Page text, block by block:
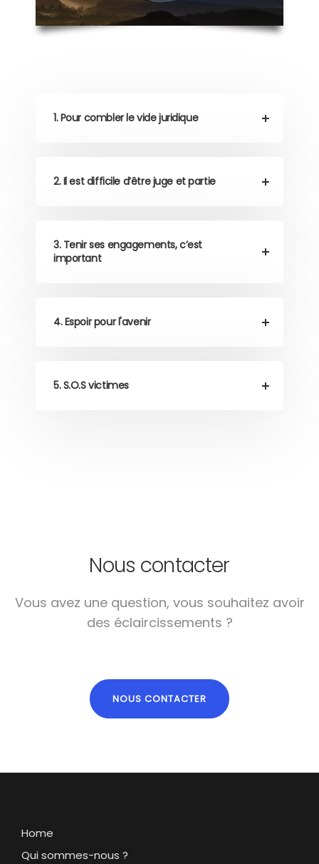
1. Pour combler le vide juridique
2. Il est difficile d’être juge et partie
3. Tenir ses engagements, c’est
important
4. Espoir pour l'avenir
5. S.O.S victimes
Nous contacter
Vous avez une question, vous souhaitez avoir
des éclaircissements ?
NOUS CONTACTER
Home
Qui sommes-nous ?